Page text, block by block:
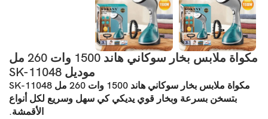
مكواة ملابس بخار سوكاني هاند 1500 وات 260 مل
موديل SK-11048
مكواة ملابس بخار سوكاني هاند 1500 وات 260 مل SK-11048
بتسخن بسرعة وبخار قوي يديكي كي سهل وسريع لكل أنواع
الأقمشة.